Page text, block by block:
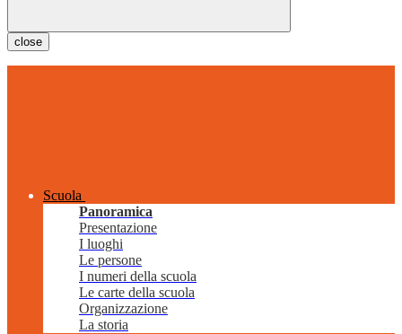
close
Scuola
Panoramica
Presentazione
I luoghi
Le persone
I numeri della scuola
Le carte della scuola
Organizzazione
La storia